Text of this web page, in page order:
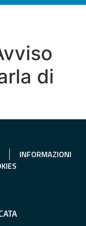
di
INFORMAZIONI